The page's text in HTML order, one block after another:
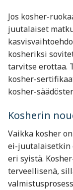
Jos kosher-
juutalaiset
kosheriksi
tarvitse erottaa.
kosher-
kosher-
Kosherin
Vaikka kosher
ei-juutalaisetkin
eri syistä.
terveellisenä,